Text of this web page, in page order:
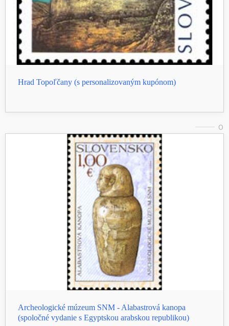
Hrad Topoľčany (s personalizovaným kupónom)
0
Archeologické múzeum SNM - Alabastrová kanopa
(spoločné vydanie s Egyptskou arabskou republikou)